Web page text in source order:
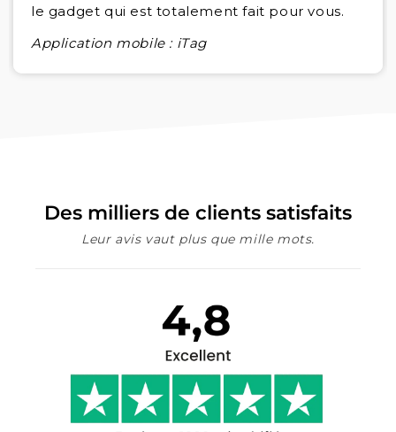
le gadget qui est totalement fait pour vous.
Application mobile : iTag
Des milliers de clients satisfaits
Leur avis vaut plus que mille mots.